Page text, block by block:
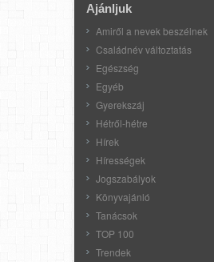
Ajánljuk
Amiről a nevek beszélnek
Családnév változtatás
Egészség
Egyéb
Gyerekszáj
Hétről-hétre
Hírek
Hírességek
Jogszabályok
Könyvajánló
Tanácsok
TOP 100
Trendek